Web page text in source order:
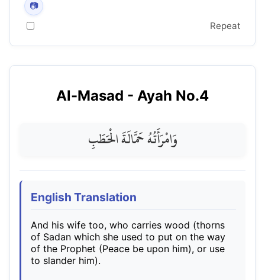
📷
Repeat
Al-Masad - Ayah No.4
وَامْرَأَتُهُ حَمَّالَةَ الْحَطَبِ
English Translation
And his wife too, who carries wood (thorns
of Sadan which she used to put on the way
of the Prophet (Peace be upon him), or use
to slander him).